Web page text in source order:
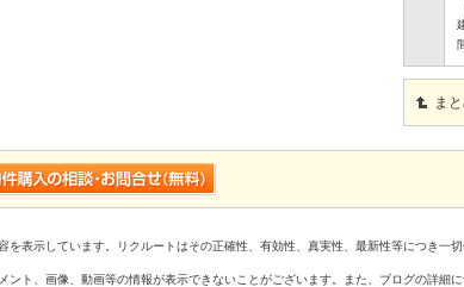
ま
表示しています。リクルートはその正確性、有効性、真実性、最新性等につき一
ト、画像、動画等の情報が表示できないことがございます。また、ブログの詳細